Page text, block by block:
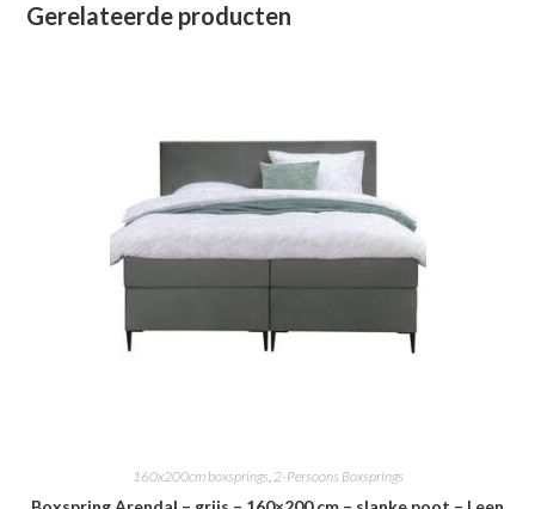
Gerelateerde producten
160x200cm boxsprings,2-Persoons Boxsprings